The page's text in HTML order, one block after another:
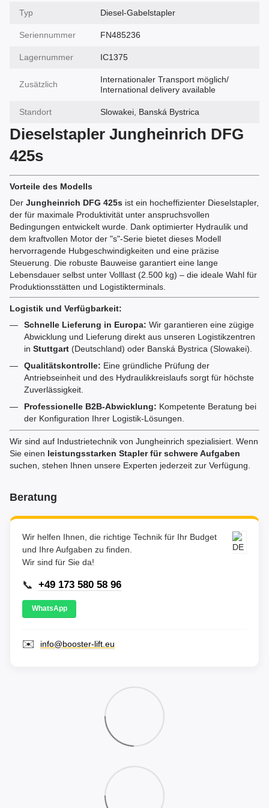
Typ Diesel-Gabelstapler
Seriennummer FN485236
Lagernummer IC1375
Zusätzlich
Internationaler Transport möglich/
International delivery available
Standort Slowakei, Banská Bystrica
Dieselstapler Jungheinrich DFG
425s
Vorteile des Modells
Der Jungheinrich DFG 425s ist ein hocheffizienter Dieselstapler,
der für maximale Produktivität unter anspruchsvollen
Bedingungen entwickelt wurde. Dank optimierter Hydraulik und
dem kraftvollen Motor der "s"-Serie bietet dieses Modell
hervorragende Hubgeschwindigkeiten und eine präzise
Steuerung. Die robuste Bauweise garantiert eine lange
Lebensdauer selbst unter Volllast (2.500 kg) – die ideale Wahl für
Produktionsstätten und Logistikterminals.
Logistik und Verfügbarkeit:
Schnelle Lieferung in Europa: Wir garantieren eine zügige
Abwicklung und Lieferung direkt aus unseren Logistikzentren
in Stuttgart (Deutschland) oder Banská Bystrica (Slowakei).
Qualitätskontrolle: Eine gründliche Prüfung der
Antriebseinheit und des Hydraulikkreislaufs sorgt für höchste
Zuverlässigkeit.
Professionelle B2B-Abwicklung: Kompetente Beratung bei
der Konfiguration Ihrer Logistik-Lösungen.
Wir sind auf Industrietechnik von Jungheinrich spezialisiert. Wenn
Sie einen leistungsstarken Stapler für schwere Aufgaben
suchen, stehen Ihnen unsere Experten jederzeit zur Verfügung.
Beratung
Wir helfen Ihnen, die richtige Technik für Ihr Budget
und Ihre Aufgaben zu finden.
Wir sind für Sie da!
📞 +49 173 580 58 96
WhatsApp
✉️ info@booster-lift.eu